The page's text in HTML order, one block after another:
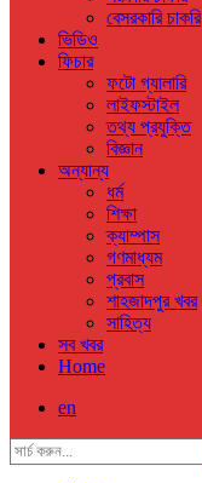
বেসরকারি চাকরি
ভিডিও
ফিচার
ফটো গ্যালারি
লাইফস্টাইল
তথ্য প্রযুক্তি
বিজ্ঞান
অন্যান্য
ধর্ম
শিক্ষা
ক্যাম্পাস
গণমাধ্যম
প্রবাস
শাহজাদপুর খবর
সাহিত্য
সব খবর
Home
en